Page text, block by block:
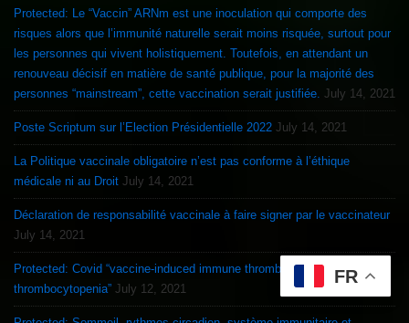
Protected: Le “Vaccin” ARNm est une inoculation qui comporte des
risques alors que l’immunité naturelle serait moins risquée, surtout pour
les personnes qui vivent holistiquement. Toutefois, en attendant un
renouveau décisif en matière de santé publique, pour la majorité des
personnes “mainstream”, cette vaccination serait justifiée. July 14, 2021
Poste Scriptum sur l’Election Présidentielle 2022 July 14, 2021
La Politique vaccinale obligatoire n’est pas conforme à l’éthique
médicale ni au Droit July 14, 2021
Déclaration de responsabilité vaccinale à faire signer par le vaccinateur
July 14, 2021
Protected: Covid “vaccine-induced immune thrombotic
thrombocytopenia” July 12, 2021
FR